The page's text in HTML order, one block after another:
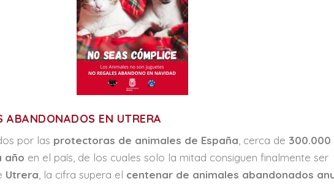
ABANDONADOS EN UTRERA
por las protectoras de animales de España, cerca de 300.000
año en el país, de los cuales solo la mitad consiguen finalmente ser
Utrera, la cifra supera el centenar de animales abandonados